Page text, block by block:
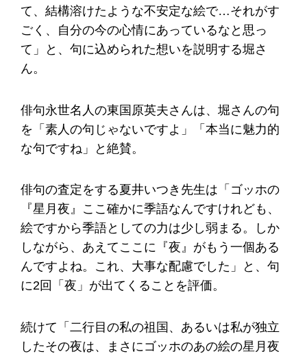
て、結構溶けたような不安定な絵で…それがす
ごく、自分の今の心情にあっているなと思っ
て」と、句に込められた想いを説明する堀さ
ん。
俳句永世名人の東国原英夫さんは、堀さんの句
を「素人の句じゃないですよ」「本当に魅力的
な句ですね」と絶賛。
俳句の査定をする夏井いつき先生は「ゴッホの
『星月夜』ここ確かに季語なんですけれども、
絵ですから季語としての力は少し弱まる。しか
しながら、あえてここに『夜』がもう一個ある
んですよね。これ、大事な配慮でした」と、句
に2回「夜」が出てくることを評価。
続けて「二行目の私の祖国、あるいは私が独立
したその夜は、まさにゴッホのあの絵の星月夜